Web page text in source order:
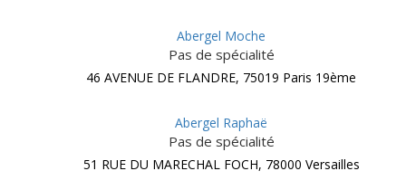
Abergel Moche
Pas de spécialité
46 AVENUE DE FLANDRE, 75019 Paris 19ème
Abergel Raphaë
Pas de spécialité
51 RUE DU MARECHAL FOCH, 78000 Versailles